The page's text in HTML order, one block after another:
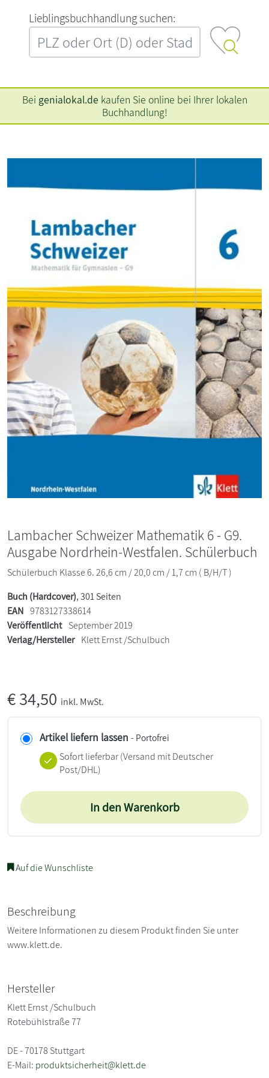
L‍i‍e‍b‍l‍i‍n‍g‍s‍b‍u‍c‍h‍h‍a‍n‍d‍l‍u‍n‍g‍ ‍s‍u‍c‍h‍e‍n‍:‍
Bei genialokal.de kaufen Sie online bei Ihrer lokalen
Buchhandlung!
Lambacher Schweizer Mathematik 6 - G9.
Ausgabe Nordrhein-Westfalen. Schülerbuch
Schülerbuch Klasse 6. 26,6 cm / 20,0 cm / 1,7 cm ( B/H/T )
Buch (Hardcover), 301 Seiten
EAN 9783127338614
Veröffentlicht September 2019
Verlag/Hersteller Klett Ernst /Schulbuch
€34,50 inkl. MwSt.
Artikel liefern lassen - Portofrei
Sofort lieferbar(Versand mit Deutscher
Post/DHL)
In den Warenkorb
Auf die Wunschliste
Beschreibung
Weitere Informationen zu diesem Produkt finden Sie unter
www.klett.de.
Hersteller
Klett Ernst /Schulbuch
Rotebühlstraße 77
DE - 70178 Stuttgart
E-Mail: produktsicherheit@klett.de